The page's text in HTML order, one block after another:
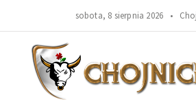
sobota, 8 sierpnia 2026 •